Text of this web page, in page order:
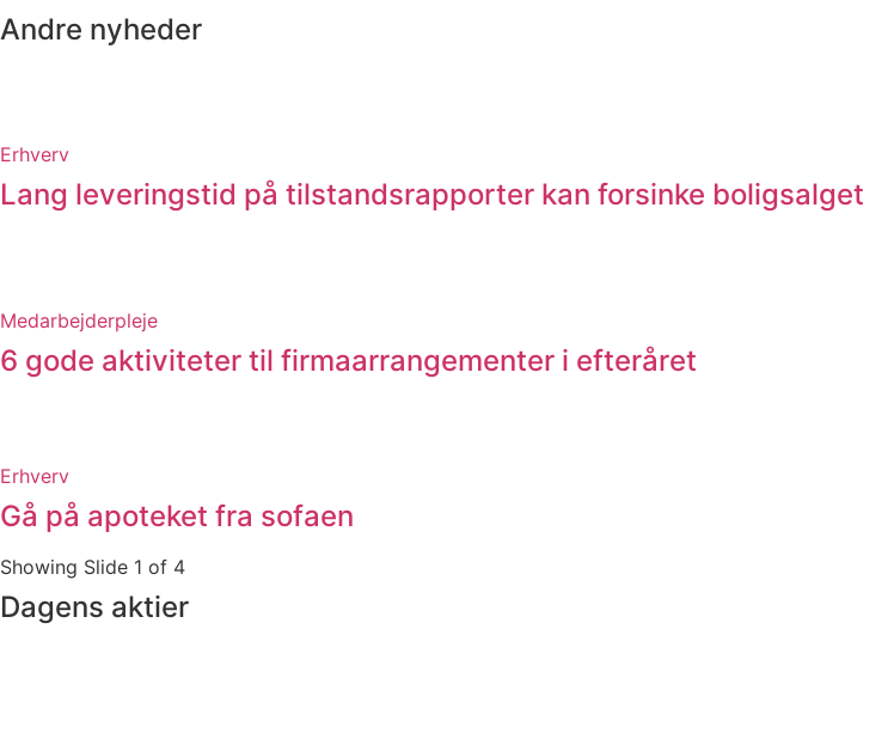
Andre nyheder
Erhverv
Lang leveringstid på tilstandsrapporter kan forsinke boligsalget
Medarbejderpleje
6 gode aktiviteter til firmaarrangementer i efteråret
Erhverv
Gå på apoteket fra sofaen
Showing Slide 1 of 4
Dagens aktier